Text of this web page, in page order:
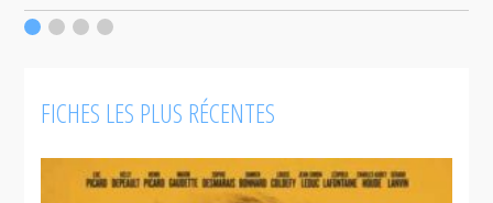
FICHES LES PLUS RÉCENTES